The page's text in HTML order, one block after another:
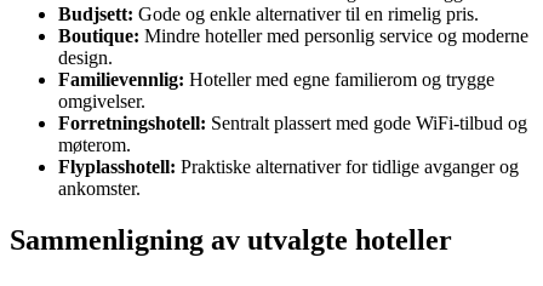
Budjsett: Gode og enkle alternativer til en rimelig pris.
Boutique: Mindre hoteller med personlig service og moderne
design.
Familievennlig: Hoteller med egne familierom og trygge
omgivelser.
Forretningshotell: Sentralt plassert med gode WiFi-tilbud og
møterom.
Flyplasshotell: Praktiske alternativer for tidlige avganger og
ankomster.
Sammenligning av utvalgte hoteller